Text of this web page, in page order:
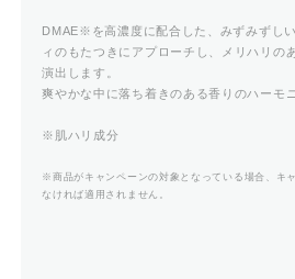
DMAE※を高濃度に配合した、みずみずし
ィのもたつきにアプローチし、メリハリの
演出します。
爽やかな中に落ち着きのある香りのハーモ
※肌ハリ成分
※商品がキャンペーンの対象となっている場合、キ
なければ適用されません。